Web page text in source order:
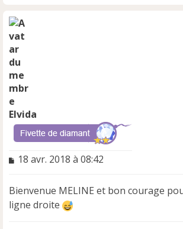
Elvida
M
s
a
g
18 avr. 2018 à 08:42
Bienvenue MELINE et bon courage
ligne droite